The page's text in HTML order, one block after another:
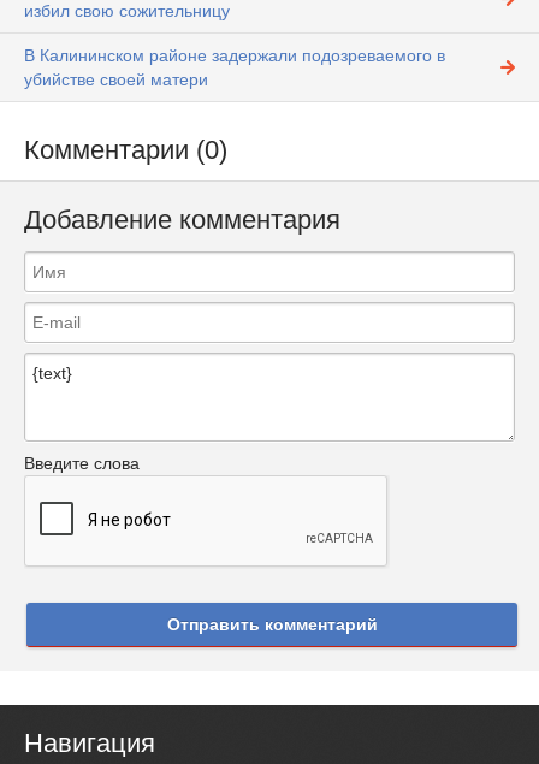
избил свою сожительницу
В Калининском районе задержали подозреваемого в
убийстве своей матери
Комментарии (0)
Добавление комментария
Введите слова
Отправить комментарий
Навигация